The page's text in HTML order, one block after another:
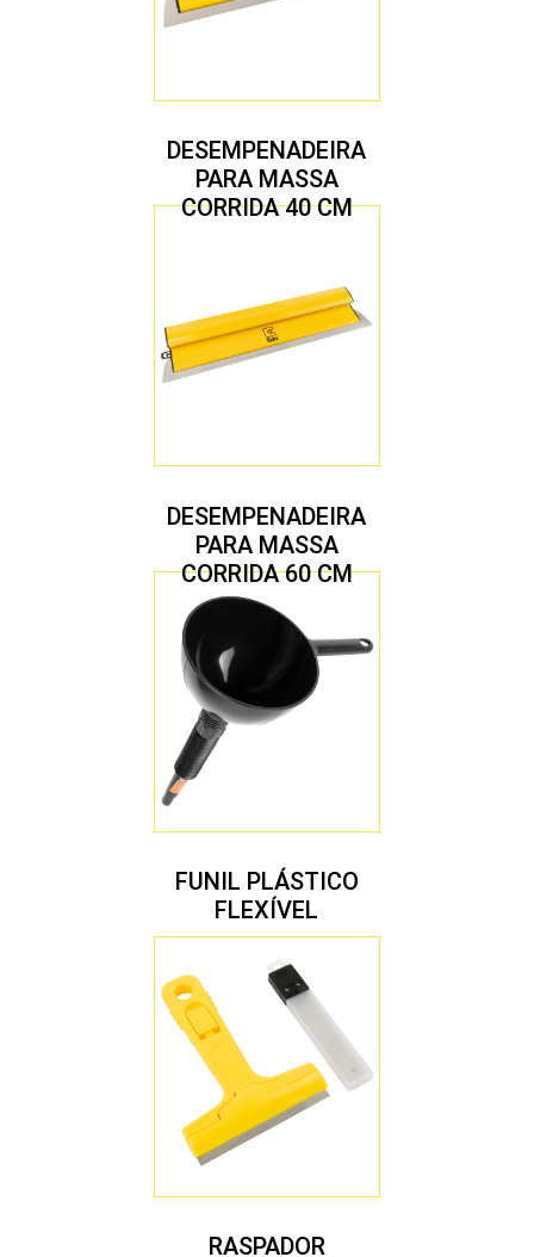
DESEMPENADEIRA
PARA MASSA
CORRIDA 40 CM
DESEMPENADEIRA
PARA MASSA
CORRIDA 60 CM
FUNIL PLÁSTICO
FLEXÍVEL
RASPADOR